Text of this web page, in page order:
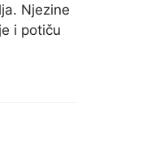
Njezine
i potiču